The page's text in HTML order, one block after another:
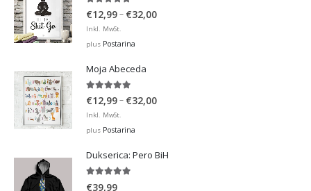
€12,99– €32,00Price
Inkl. MwSt.
plus Postarina
Moja Abeceda
5.00out of 5
€12,99– €32,00Price
€32,00
Inkl. MwSt.
plus Postarina
Dukserica: Pero BiH
€39,99